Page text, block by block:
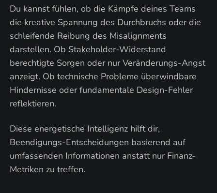
Du kannst fühlen, ob die Kämpfe deines Teams
die kreative Spannung des Durchbruchs oder die
schleifende Reibung des Misalignments
darstellen. Ob Stakeholder-Widerstand
berechtigte Sorgen oder nur Veränderungs-Angst
anzeigt. Ob technische Probleme überwindbare
Hindernisse oder fundamentale Design-Fehler
reflektieren.
Diese energetische Intelligenz hilft dir,
Beendigungs-Entscheidungen basierend auf
umfassenden Informationen anstatt nur Finanz-
Metriken zu treffen.